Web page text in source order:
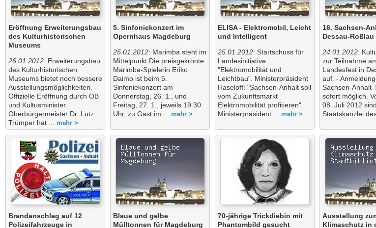
Eröffnung Erweiterungsbau
des Kulturhistorischen
Museums
26.01.2012: Erweiterungsbau
des Kulturhistorischen
Museums bietet noch bessere
Ausstellungsmöglichkeiten. -
Offizielle Eröffnung durch OB
und Kultusminister.
Oberbürgermeister Dr. Lutz
Trümper hat ...
mehr >
5. Sinfoniekonzert im
Opernhaus Magdeburg
25.01.2012: Marimba steht im
Mittelpunkt Die preisgekrönte
Marimba-Spielerin Eriko
Daimo ist beim 5.
Sinfoniekonzert am
Donnerstag, 26. 1., und
Freitag, 27. 1., jeweils 19.30
Uhr, zu Gast im ... mehr >
ELISA - Elektromobil, Leicht
und Intelligent
25.01.2012: Startschuss für
Landesinitiative
"Elektromobilität und
Leichtbau". Ministerpräsident
Haseloff: "Sachsen-Anhalt soll
vom Zukunftsmarkt
Elektromobilität profitieren".
Ministerpräsident ... mehr >
16. Sachsen-
Dessau-
24.01.2012:
zur Teilnahme
Landesfest in
auf. -
Sachsen-Anhalt-
sofort möglich.
08. Juli 2012
Staatskanzlei
Brandanschlag auf 12
Polizeifahrzeuge in
Blaue und gelbe
Mülltonnen für Magdeburg
70-jährige Trickdiebin mit
Phantombild gesucht
Ausstellung
Klimaschutz in